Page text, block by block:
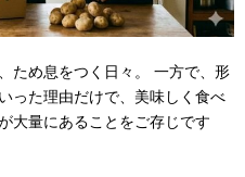
ため息をつく日々。 一方で、形
った理由だけで、美味しく食べ
大量にあることをご存じです